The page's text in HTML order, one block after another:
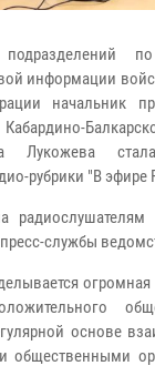
информации
начальник
Лукожева
рубрики "В эфире
службы
огромная
основе
общественными